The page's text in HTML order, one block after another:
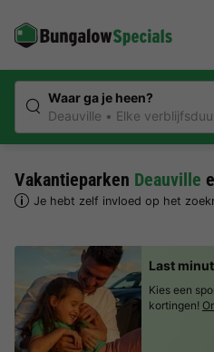
Waar ga je heen?
Deauville
Elke
Vakantieparken Deauville
Je hebt zelf invloed op het
Last
Kies een
kortingen!